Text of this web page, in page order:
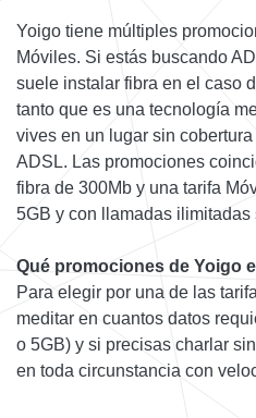
Yoigo tiene múltiples
Móviles. Si estás buscando
suele instalar fibra en el caso
tanto que es una tecnología
vives en un lugar sin
ADSL. Las promociones
fibra de 300Mb y una tarifa
5GB y con llamadas ilimitadas
Qué promociones de Yoigo
Para elegir por una de las
meditar en cuantos datos
o 5GB) y si precisas charlar
en toda circunstancia con